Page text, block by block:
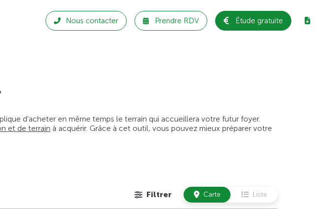
Nous contacter Prendre RDV Étude gratuite
d'acheter en même temps le terrain qui accueillera votre futur foyer.
et de terrain à acquérir. Grâce à cet outil, vous pouvez mieux préparer votre
Filtrer Carte Liste